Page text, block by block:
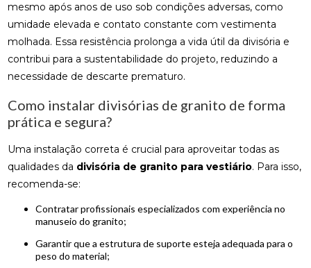
mesmo após anos de uso sob condições adversas, como
umidade elevada e contato constante com vestimenta
molhada. Essa resistência prolonga a vida útil da divisória e
contribui para a sustentabilidade do projeto, reduzindo a
necessidade de descarte prematuro.
Como instalar divisórias de granito de forma
prática e segura?
Uma instalação correta é crucial para aproveitar todas as
qualidades da divisória de granito para vestiário. Para isso,
recomenda-se:
Contratar profissionais especializados com experiência no
manuseio do granito;
Garantir que a estrutura de suporte esteja adequada para o
peso do material;